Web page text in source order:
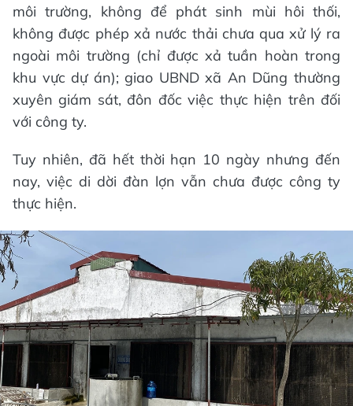
môi trường, không để phát sinh mùi hôi thối,
không được phép xả nước thải chưa qua xử lý ra
ngoài môi trường (chỉ được xả tuần hoàn trong
khu vực dự án); giao UBND xã An Dũng thường
xuyên giám sát, đôn đốc việc thực hiện trên đối
với công ty.
Tuy nhiên, đã hết thời hạn 10 ngày nhưng đến
nay, việc di dời đàn lợn vẫn chưa được công ty
thực hiện.